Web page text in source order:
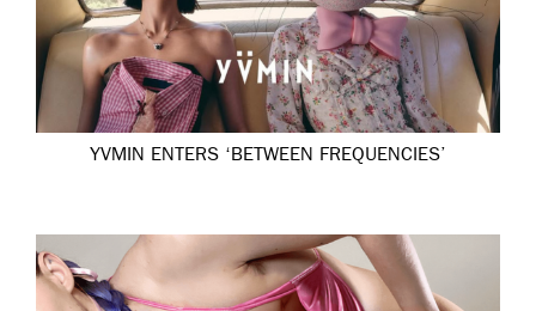
YVMIN ENTERS ‘BETWEEN FREQUENCIES’